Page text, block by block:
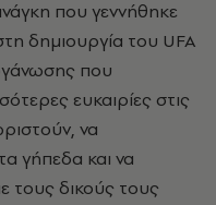
που γεννήθηκε
δημιουργία του UFA
που
ευκαιρίες στις
να
γήπεδα και να
δικούς τους